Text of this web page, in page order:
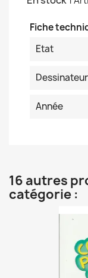
Fiche
Etat
Dessinateur
Année
16 autres
catégorie :